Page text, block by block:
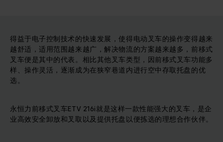
得益于电子控制技术的快速发展，使得电动叉车的操作变得越来
越舒适，适用范围越来越广，解决物流的方案越来越多，前移式
叉车便是其中的代表。相比其他叉车类型，因前移式叉车功能多
样、操作灵活，逐渐成为在狭窄巷道内进行空中存取托盘的优
选。
永恒力前移式叉车ETV 216i就是这样一款性能强大的叉车，是企
业高效安全卸放和叉取以及提供托盘以便拣选的理想合作伙伴。